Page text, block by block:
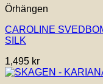
Örhängen
CAROLINE
SILK
1,495 kr